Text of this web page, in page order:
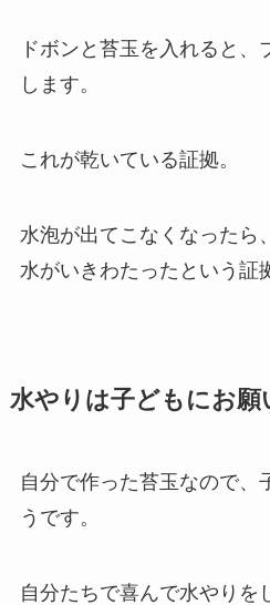
ドボンと苔玉を入れると、
します。
これが乾いている証拠。
水泡が出てこなくなったら
水がいきわたったという証
水やりは子どもにお願
自分で作った苔玉なので、
うです。
自分たちで喜んで水やりを